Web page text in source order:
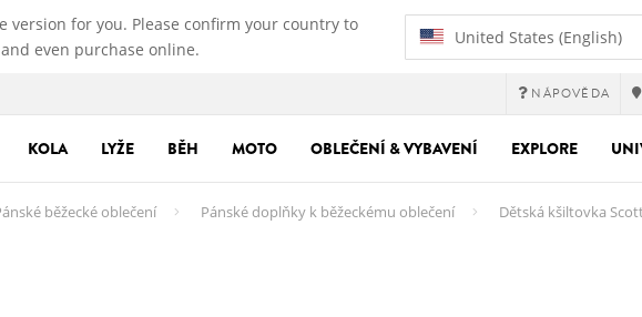
version for you. Please confirm your country to
even purchase online.
United States (English)
NÁPOVĚDA
KOLA LYŽE BĚH MOTO OBLEČENÍ & VYBAVENÍ EXPLORE
běžecké oblečení Pánské doplňky k běžeckému oblečení Dětská kšiltovka